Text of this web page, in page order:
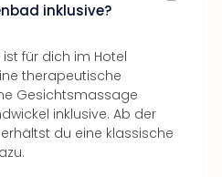
inklusive?
für dich im Hotel
therapeutische
Gesichtsmassage
inklusive. Ab der
du eine klassische